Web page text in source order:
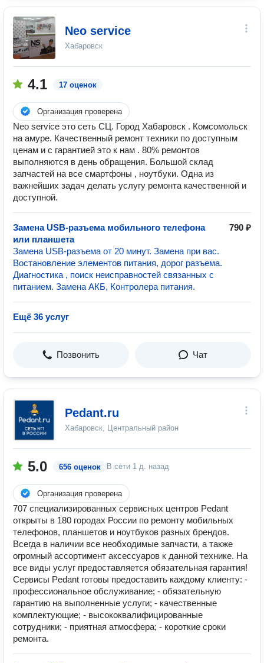
Neo service
Хабаровск
4.1 17 оценок
Организация проверена
Neo service это сеть СЦ. Город Хабаровск . Комсомольск
на амуре. Качественный ремонт техники по доступным
ценам и с гарантией это к нам . 80% ремонтов
выполняются в день обращения. Большой склад
запчастей на все смартфоны , ноутбуки. Одна из
важнейших задач делать услугу ремонта качественной и
доступной.
Замена USB-разъема мобильного телефона
или планшета
790 ₽
Замена USB-разъема от 20 минут. Замена при вас.
Востановление элементов питания, дорог разъема.
Диагностика , поиск неисправностей связанных с
питанием. Замена АКБ, Контролера питания.
Ещё 36 услуг
Позвонить Чат
Pedant.ru
Хабаровск, Центральный район
5.0 656 оценок В сети 1 д. назад
Организация проверена
707 специализированных сервисных центров Pedant
открыты в 180 городах России по ремонту мобильных
телефонов, планшетов и ноутбуков разных брендов.
Всегда в наличии все необходимые запчасти, а также
огромный ассортимент аксессуаров к данной технике. На
все виды услуг предоставляется обязательная гарантия!
Сервисы Pedant готовы предоставить каждому клиенту: -
профессиональное обслуживание; - обязательную
гарантию на выполненные услуги; - качественные
комплектующие; - высококвалифицированные
сотрудники; - приятная атмосфера; - короткие сроки
ремонта.